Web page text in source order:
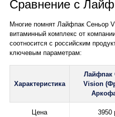
Сравнение с
Многие помнят Лайфпак Сеньор
витаминный комплекс от
соотносится с российским
ключевым параметрам:
Характеристика
Лайфпак
Vision
Цена 3950